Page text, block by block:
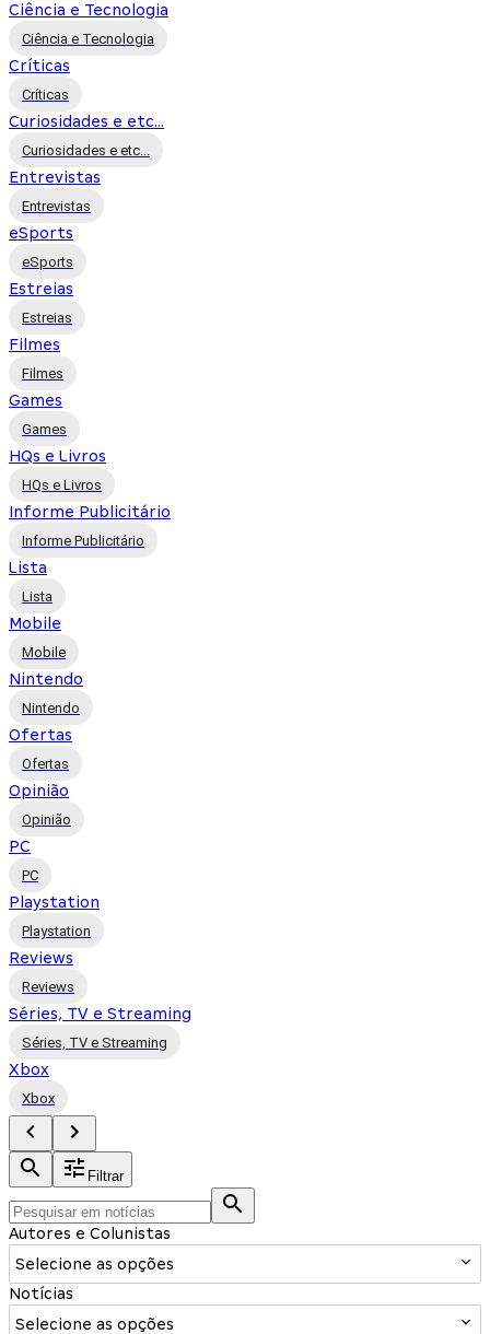
Ciência e Tecnologia
Ciência e Tecnologia
Críticas
Críticas
Curiosidades e etc...
Curiosidades e etc...
Entrevistas
Entrevistas
eSports
eSports
Estreias
Estreias
Filmes
Filmes
Games
Games
HQs e Livros
HQs e Livros
Informe Publicitário
Informe Publicitário
Lista
Lista
Mobile
Mobile
Nintendo
Nintendo
Ofertas
Ofertas
Opinião
Opinião
PC
PC
Playstation
Playstation
Reviews
Reviews
Séries, TV e Streaming
Séries, TV e Streaming
Xbox
Xbox
Filtrar
Autores e Colunistas
Selecione as opções
Notícias
Selecione as opções